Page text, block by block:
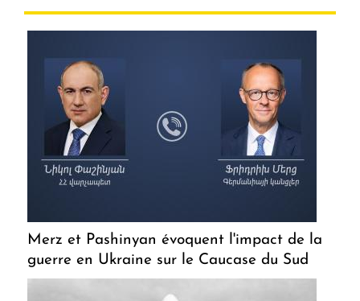
Merz et Pashinyan évoquent l'impact de la
guerre en Ukraine sur le Caucase du Sud